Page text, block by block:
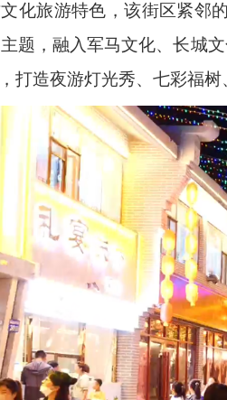
化旅游特色，该街区紧邻
题，融入军马文化、长城
打造夜游灯光秀、七彩福